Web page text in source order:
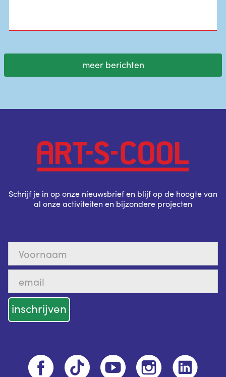
meer berichten
Schrijf je in op onze nieuwsbrief en blijf op de hoogte van
al onze activiteiten en bijzondere projecten